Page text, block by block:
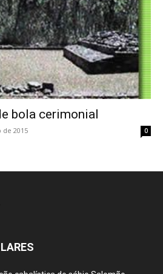
bola cerimonial
2015 0